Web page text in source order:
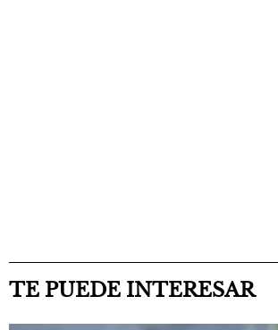
TE PUEDE INTERESAR